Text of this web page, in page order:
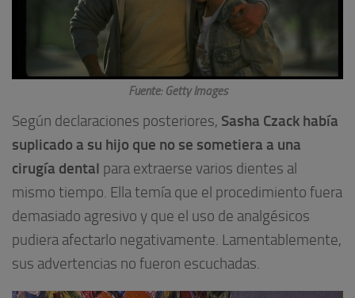
Fuente: Getty Images
Según declaraciones posteriores, Sasha Czack había
suplicado a su hijo que no se sometiera a una
cirugía dental para extraerse varios dientes al
mismo tiempo. Ella temía que el procedimiento fuera
demasiado agresivo y que el uso de analgésicos
pudiera afectarlo negativamente. Lamentablemente,
sus advertencias no fueron escuchadas.